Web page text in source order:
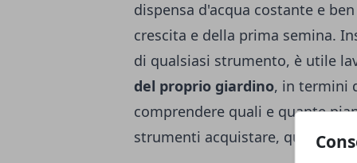
dispensa d'acqua costante e
crescita e della prima semina.
di qualsiasi strumento, è utile
del proprio giardino, in termini
comprendere quali e quante
strumenti acquistare, quali